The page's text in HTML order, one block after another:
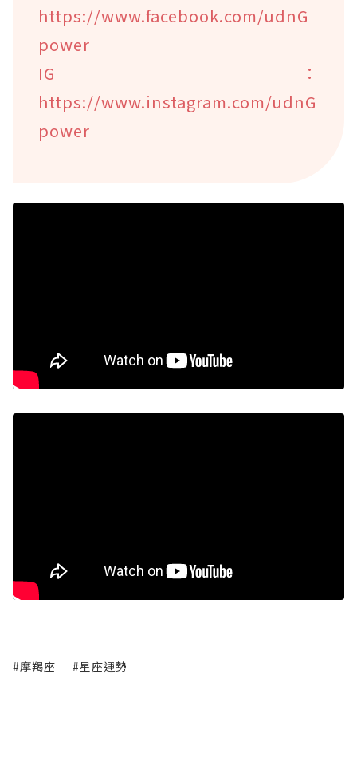
https://www.facebook.com/udnG
power
IG：
https://www.instagram.com/udnG
power
#摩羯座 #星座運勢